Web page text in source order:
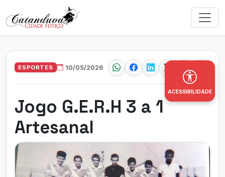
ESPORTES 10/05/2026
Jogo G.E.R.H 3 a 1
Artesanal
ACESSIBILIDADE